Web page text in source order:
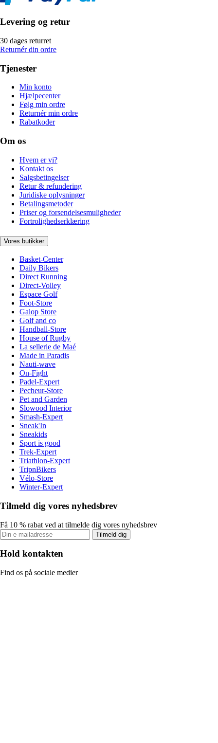
Levering og retur
30 dages returret
Returnér din ordre
Tjenester
Min konto
Hjælpecenter
Følg min ordre
Returnér min ordre
Rabatkoder
Om os
Hvem er vi?
Kontakt os
Salgsbetingelser
Retur & refundering
Juridiske oplysninger
Betalingsmetoder
Priser og forsendelsesmuligheder
Fortrolighedserklæring
Vores butikker
Basket-Center
Daily Bikers
Direct Running
Direct-Volley
Espace Golf
Foot-Store
Galop Store
Golf and co
Handball-Store
House of Rugby
La sellerie de Maé
Made in Paradis
Nauti-wave
On-Fight
Padel-Expert
Pecheur-Store
Pet and Garden
Slowood Interior
Smash-Expert
Sneak'In
Sneakids
Sport is good
Trek-Expert
Triathlon-Expert
TripnBikers
Vélo-Store
Winter-Expert
Tilmeld dig vores nyhedsbrev
Få 10 % rabat ved at tilmelde dig vores nyhedsbrev
Tilmeld dig
Hold kontakten
Find os på sociale medier